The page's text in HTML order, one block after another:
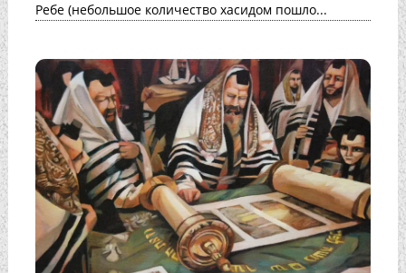
Ребе (небольшое количество хасидом пошло...